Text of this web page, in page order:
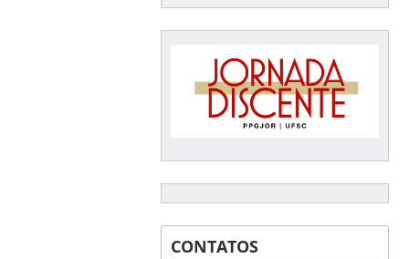
CONTATOS